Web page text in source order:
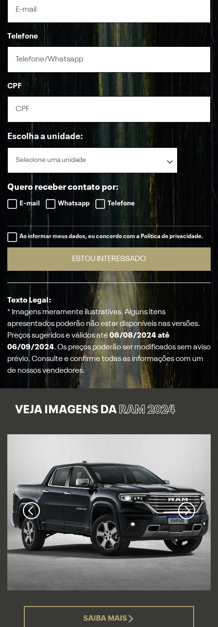
Telefone
CPF
Escolha a unidade:
Selecione uma unidade
Quero receber contato por:
E-mail Whatsapp Telefone
Ao informar meus dados, eu concordo com a Política de privacidade.
ESTOU INTERESSADO
Texto Legal:
* Imagens meramente ilustrativas. Alguns itens
apresentados poderão não estar disponíveis nas versões.
Preços sugeridos e válidos até08/08/2024 até
06/09/2024. Os preços poderão ser modificados sem aviso
prévio. Consulte e confirme todas as informações com um
de nossos vendedores.
VEJA IMAGENS DA RAM 2024
SAIBA MAIS